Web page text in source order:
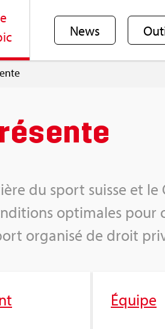
News
du sport suisse et
opti­males
orga­nisé de droit
Équipe